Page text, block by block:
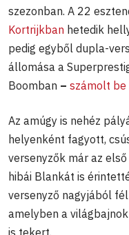
szezonban. A 22
Kortrijkban hetedik
pedig egyből dupla-
állomása a
Boomban – számolt be
Az amúgy is nehéz
helyenként fagyott,
versenyzők már az
hibái Blankát is
versenyző nagyjából
amelyben a
is tekert.